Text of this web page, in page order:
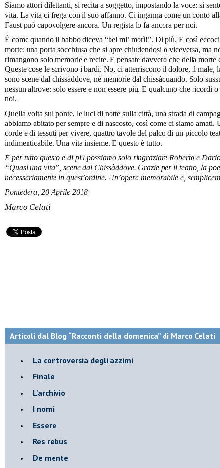
Siamo attori dilettanti, si recita a soggetto, impostando la voce: si
vita. La vita ci frega con il suo affanno. Ci inganna come un conto
Faust può capovolgere ancora. Un regista lo fa ancora per noi.
È come quando il babbo diceva “bel mi’ morì!”. Di più. E così
morte: una porta socchiusa che si apre chiudendosi o viceversa, ma
rimangono solo memorie e recite. E pensate davvero che della morte
Queste cose le scrivono i bardi. No, ci atterriscono il dolore, il male,
sono scene dal chissàddove, né memorie dal chissàquando. Solo
nessun altrove: solo essere e non essere più. E qualcuno che ricordi
noi.
Quella volta sul ponte, le luci di notte sulla città, una strada di
abbiamo abitato per sempre e di nascosto, così come ci siamo
corde e di tessuti per vivere, quattro tavole del palco di un piccolo
indimenticabile. Una vita insieme. E questo è tutto.
E per tutto questo e di più possiamo solo ringraziare Roberto e
“Quasi una vita” , scene dal Chissàddove. Grazie per il teatro, la
necessariamente in quest’ordine. Un’opera memorabile e,
Pontedera, 20 Aprile 2018
Marco Celati
Articoli dal Blog “Racconti della domenica” di Marco Celati
La controversia degli azzimi
Finale
L'archivio
I nomi
Essere
Res rebus
De mente